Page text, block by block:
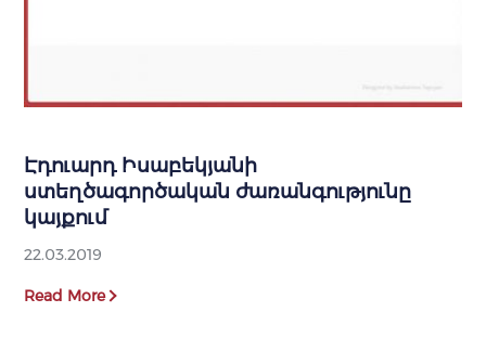
Էդուարդ Իսաբեկյանի
ստեղծագործական ժառանգությունը
կայքում
22.03.2019
Read More